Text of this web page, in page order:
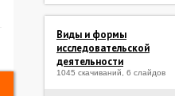
Виды и формы
исследовательской
деятельности
1045 скачиваний, 6 слайдов